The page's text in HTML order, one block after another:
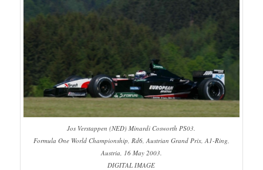
Jos Verstappen (NED) Minardi Cosworth PS03.
Formula One World Championship, Rd6, Austrian Grand Prix, A1-Ring,
Austria, 16 May 2003.
DIGITAL IMAGE